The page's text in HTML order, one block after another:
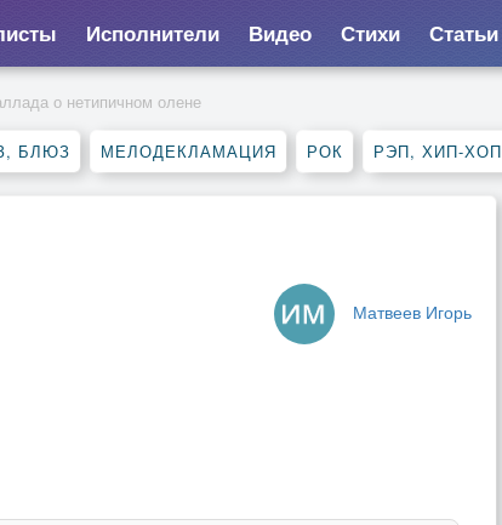
Исполнители Видео Стихи Статьи
о нетипичном олене
БЛЮЗ МЕЛОДЕКЛАМАЦИЯ РОК РЭП, ХИП-ХОП
Матвеев Игорь